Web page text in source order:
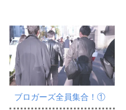
ブロガーズ全員集合！①